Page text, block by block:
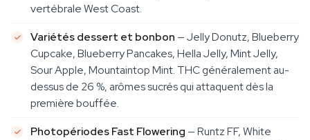
vertébrale West Coast.
Variétés dessert et bonbon — Jelly Donutz, Blueberry
Cupcake, Blueberry Pancakes, Hella Jelly, Mint Jelly,
Sour Apple, Mountaintop Mint. THC généralement au-
dessus de 26 %, arômes sucrés qui attaquent dès la
première bouffée.
Photopériodes Fast Flowering — Runtz FF, White